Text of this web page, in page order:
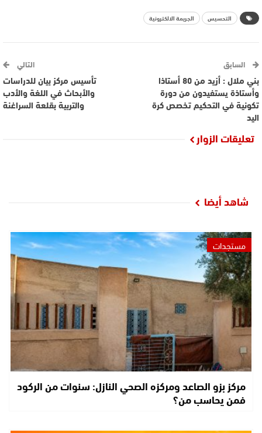
التحسيس الجريمة الالكترونية
السابق
بني ملال : أزيد من 80 أستاذا
وأستاذة يستفيدون من دورة
تكونية في التحكيم تخصص كرة
اليد
التالي
تأسيس مركز بيان للدراسات
والأبحاث في اللغة والأدب
والتربية بقلعة السراغنة
تعليقات الزوار
شاهد أيضا
مستجدات
مركز بزو الصاعد ومركزه الصحي النازل: سنوات من الركود
فمن يحاسب من؟